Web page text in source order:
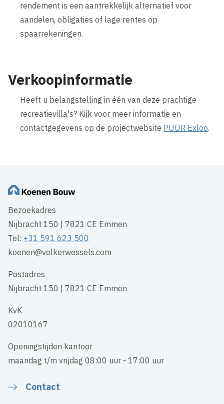
rendement is een aantrekkelijk alternatief voor
aandelen, obligaties of lage rentes op
spaarrekeningen.
Verkoopinformatie
Heeft u belangstelling in één van deze prachtige
recreatievilla's? Kijk voor meer informatie en
contactgegevens op de projectwebsite PUUR Exloo.
Bezoekadres
Nijbracht 150 | 7821 CE Emmen
Tel: +31 591 623 500
koenen@volkerwessels.com
Postadres
Nijbracht 150 | 7821 CE Emmen
KvK
02010167
Openingstijden kantoor
maandag t/m vrijdag 08:00 uur - 17:00 uur
Contact